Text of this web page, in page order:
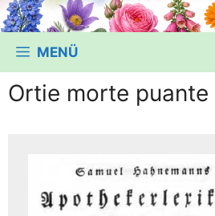
MENÜ
Ortie morte puante